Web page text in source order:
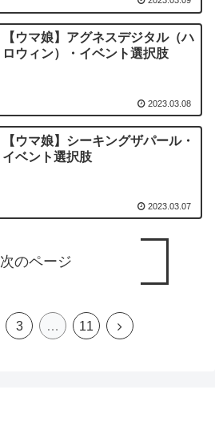
【ウマ娘】アグネスデジタル（ハ
ロウィン）・イベント選択肢
2023.03.08
【ウマ娘】シーキングザパール・
イベント選択肢
2023.03.07
次のページ
3 … 11